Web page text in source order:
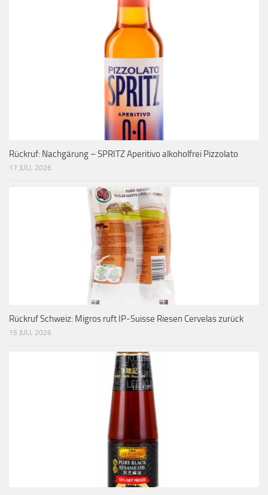
Rückruf: Nachgärung – SPRITZ Aperitivo alkoholfrei Pizzolato
17 JULI, 2026
Rückruf Schweiz: Migros ruft IP-Suisse Riesen Cervelas zurück
15 JULI, 2026